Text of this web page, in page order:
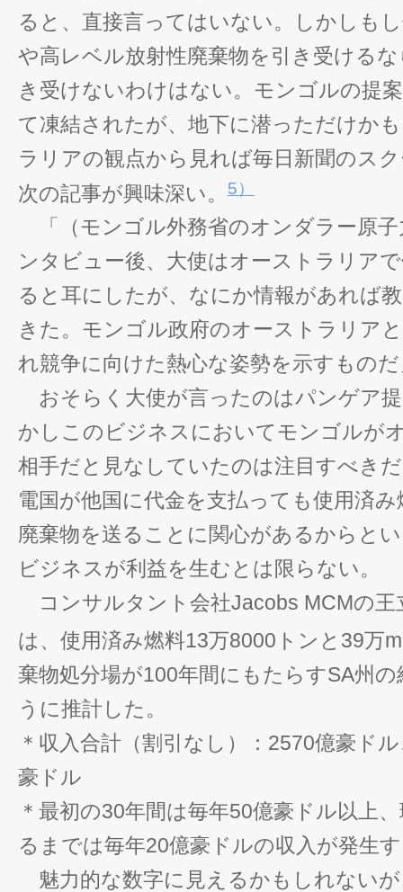
ると、直接言ってはいない。しかしも
や高レベル放射性廃棄物を引き受ける
き受けないわけはない。モンゴルの提
て凍結されたが、地下に潜っただけか
ラリアの観点から見れば毎日新聞のス
次の記事が興味深い。
5）
「（モンゴル外務省のオンダラー原子
ンタビュー後、大使はオーストラリア
ると耳にしたが、なにか情報があれば
きた。モンゴル政府のオーストラリア
れ競争に向けた熱心な姿勢を示すもの
おそらく大使が言ったのはパンゲア
かしこのビジネスにおいてモンゴルが
相手だと見なしていたのは注目すべき
電国が他国に代金を支払っても使用済
廃棄物を送ることに関心があるからと
ビジネスが利益を生むとは限らない。
コンサルタント会社Jacobs MCMの王
は、使用済み燃料13万8000トンと39万m
棄物処分場が100年間にもたらすSA州
うに推計した。
＊収入合計（割引なし）：2570億豪ド
豪ドル
＊最初の30年間は毎年50億豪ドル以上
るまでは毎年20億豪ドルの収入が発生
魅力的な数字に見えるかもしれない